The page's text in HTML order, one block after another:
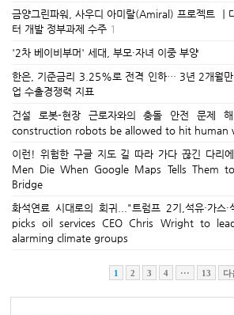
금양그린파워, 사우디 아미랄(Amiral) 프로젝트 ㅣ
터 개발 정부과제 수주 1
'2차 베이비부머' 세대, 부모·자녀 이중 부양
한은, 기준금리 3.25%로 전격 인하… 3년 2개월만
업 수출경쟁력 지표
건설 로봇-현장 근로자와의 충돌 안전 문제
construction robots be allowed to hit human
이런! 위험한 구글 지도 길 따라 가다 끊긴 다리
Men Die When Google Maps Tells Them
Bridge
화석연료 시대로의 회귀..."트럼프 2기,석유·가
picks oil services CEO Chris Wright to
alarming climate groups
1 2 3 4 ··· 13 다